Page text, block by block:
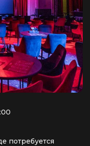
потребуется